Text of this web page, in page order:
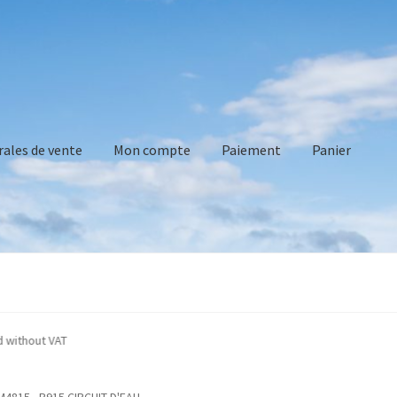
de vente Mon compte Paiement Panier
without VAT